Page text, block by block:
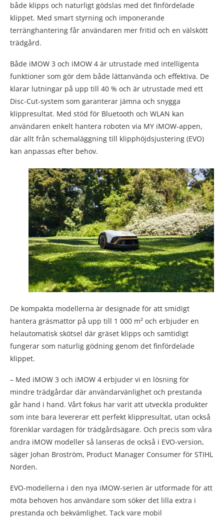
både klipps och naturligt gödslas med det finfördelade
klippet. Med smart styrning och imponerande
terränghantering får användaren mer fritid och en välskött
trädgård.
Både iMOW 3 och iMOW 4 är utrustade med intelligenta
funktioner som gör dem både lättanvända och effektiva. De
klarar lutningar på upp till 40 % och är utrustade med ett
Disc-Cut-system som garanterar jämna och snygga
klippresultat. Med stöd för Bluetooth och WLAN kan
användaren enkelt hantera roboten via MY iMOW-appen,
där allt från schemaläggning till klipphöjdsjustering (EVO)
kan anpassas efter behov.
De kompakta modellerna är designade för att smidigt
hantera gräsmattor på upp till 1 000 m² och erbjuder en
helautomatisk skötsel där gräset klipps och samtidigt
fungerar som naturlig gödning genom det finfördelade
klippet.
– Med iMOW 3 och iMOW 4 erbjuder vi en lösning för
mindre trädgårdar där användarvänlighet och prestanda
går hand i hand. Vårt fokus har varit att utveckla produkter
som inte bara levererar ett perfekt klippresultat, utan också
förenklar vardagen för trädgårdsägare. Och precis som våra
andra iMOW modeller så lanseras de också i EVO-version,
säger Johan Broström, Product Manager Consumer för STIHL
Norden.
EVO-modellerna i den nya iMOW-serien är utformade för att
möta behoven hos användare som söker det lilla extra i
prestanda och bekvämlighet. Tack vare mobil